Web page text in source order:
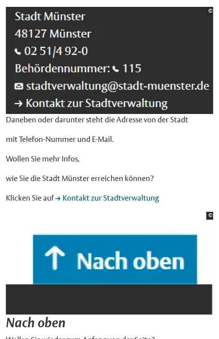
©
Daneben oder darunter steht die Adresse von der Stadt
mit Telefon-Nummer und E-Mail.
Wollen Sie mehr Infos,
wie Sie die Stadt Münster erreichen können?
Klicken Sie auf Kontakt zur Stadtverwaltung
©
Nach oben